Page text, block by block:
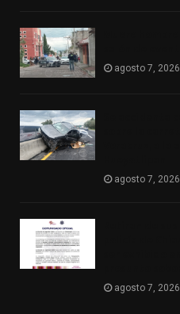
agosto 7, 2026
agosto 7, 2026
agosto 7, 2026